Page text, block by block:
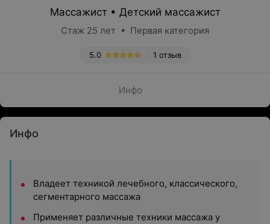
Массажист • Детский массажист
Стаж 25 лет • Первая категория
1 отзыв
5.0
Инфо
Инфо
Владеет техникой лечебного, классического,
сегментарного массажа
Применяет различные техники массажа у